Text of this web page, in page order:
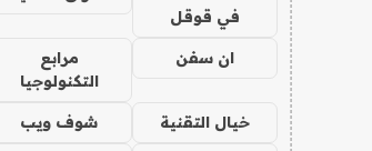
في قوقل
ان سفن
مرابع
التكنولوجيا
خيال التقنية شوف ويب